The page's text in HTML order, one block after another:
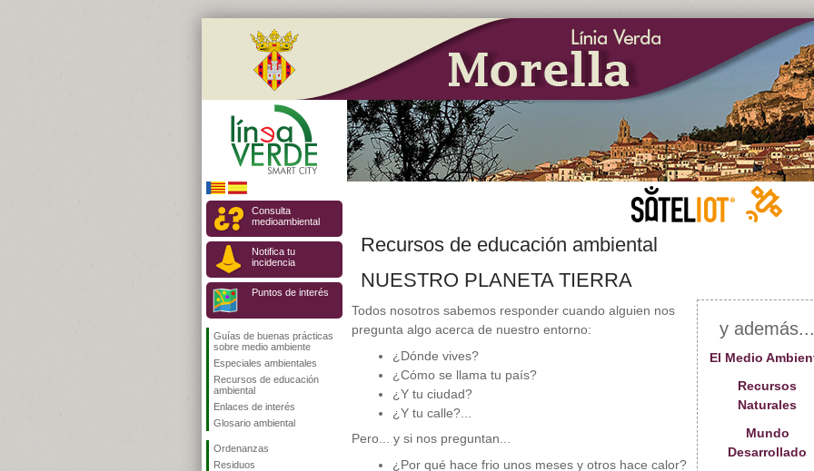
Consulta
medioambiental
Notifica tu
incidencia
Puntos de interés
Guías de buenas prácticas
sobre medio ambiente
Especiales ambientales
Recursos de educación
ambiental
Enlaces de interés
Glosario ambiental
Ordenanzas
Residuos
Recursos de educación ambiental
NUESTRO PLANETA TIERRA
y además...
El Medio
Recursos
Naturales
Mundo
Desarrollado
Todos nosotros sabemos responder cuando alguien nos
pregunta algo acerca de nuestro entorno:
¿Dónde vives?
¿Cómo se llama tu país?
¿Y tu ciudad?
¿Y tu calle?...
Pero... y si nos preguntan...
¿Por qué hace frio unos meses y otros hace calor?